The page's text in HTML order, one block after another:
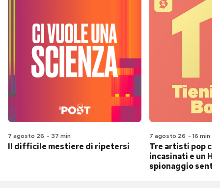
7 agosto 26 - 37 min
Il difficile mestiere di ripetersi
7 agosto 26 - 16 min
Tre artisti pop
incasinati e un
spionaggio